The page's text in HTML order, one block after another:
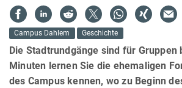
Campus Dahlem Geschichte
Die Stadtrundgänge sind für Gruppen
Minuten lernen Sie die ehemaligen
des Campus kennen, wo zu Beginn